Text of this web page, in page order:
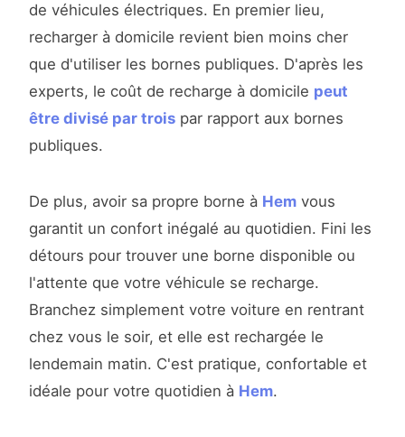
de véhicules électriques. En premier lieu,
recharger à domicile revient bien moins cher
que d'utiliser les bornes publiques. D'après les
experts, le coût de recharge à domicile peut
être divisé par trois par rapport aux bornes
publiques.
De plus, avoir sa propre borne à Hem vous
garantit un confort inégalé au quotidien. Fini les
détours pour trouver une borne disponible ou
l'attente que votre véhicule se recharge.
Branchez simplement votre voiture en rentrant
chez vous le soir, et elle est rechargée le
lendemain matin. C'est pratique, confortable et
idéale pour votre quotidien à Hem.